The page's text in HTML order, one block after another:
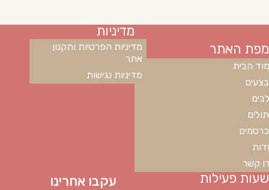
מפת האתר
הבית
קשר
מדיניות
מדיניות הפרטיות ותקנון
אתר
מדיניות נגישות
שעות פעילות עקבו אחרינו